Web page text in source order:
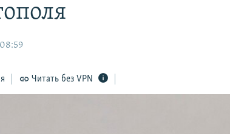
Читать без VPN